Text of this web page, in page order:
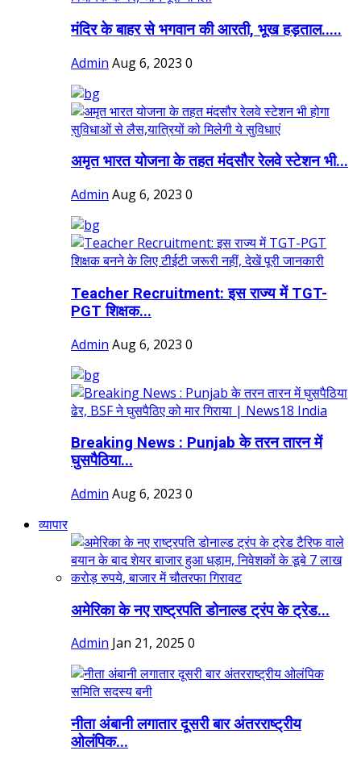
मंदिर के बाहर से भगवान की आरती, भूख हड़ताल.....
Admin Aug 6, 2023 0
अमृत भारत योजना के तहत मंदसौर रेलवे स्टेशन भी...
Admin Aug 6, 2023 0
Teacher Recruitment: इस राज्य में TGT-
PGT शिक्षक...
Admin Aug 6, 2023 0
Breaking News : Punjab के तरन तारन में
घुसपैठिया...
Admin Aug 6, 2023 0
व्यापार
अमेरिका के नए राष्ट्रपति डोनाल्ड ट्रंप के ट्रेड...
Admin Jan 21, 2025 0
नीता अंबानी लगातार दूसरी बार अंतरराष्ट्रीय
ओलंपिक...